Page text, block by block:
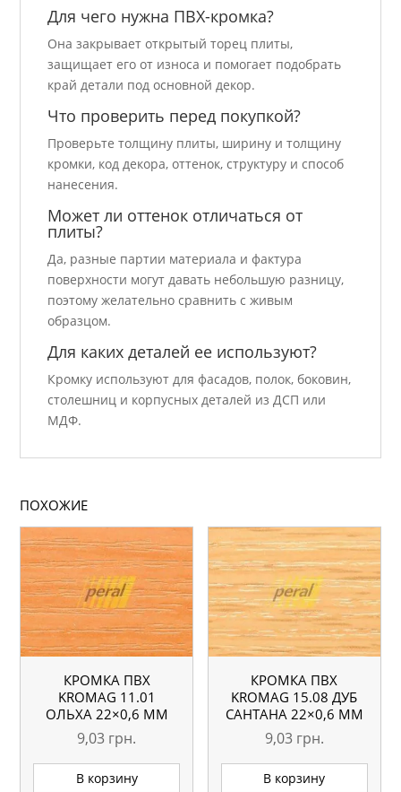
Для чего нужна ПВХ-кромка?
Она закрывает открытый торец плиты,
защищает его от износа и помогает подобрать
край детали под основной декор.
Что проверить перед покупкой?
Проверьте толщину плиты, ширину и толщину
кромки, код декора, оттенок, структуру и способ
нанесения.
Может ли оттенок отличаться от
плиты?
Да, разные партии материала и фактура
поверхности могут давать небольшую разницу,
поэтому желательно сравнить с живым
образцом.
Для каких деталей ее используют?
Кромку используют для фасадов, полок, боковин,
столешниц и корпусных деталей из ДСП или
МДФ.
ПОХОЖИЕ
КРОМКА ПВХ
KROMAG 11.01
ОЛЬХА 22×0,6 ММ
9,03 грн.
В корзину
КРОМКА ПВХ
KROMAG 15.08 ДУБ
САНТАНА 22×0,6 ММ
9,03 грн.
В корзину